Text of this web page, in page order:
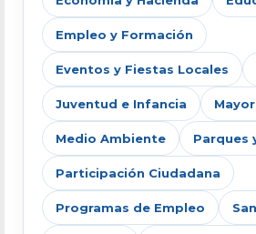
Empleo y Formación
Eventos y Fiestas Locales
Juventud e Infancia
Medio Ambiente Parques
Participación Ciudadana
Programas de Empleo